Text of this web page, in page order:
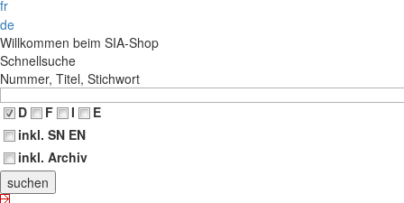
fr
de
Willkommen beim SIA-Shop
Schnellsuche
Nummer, Titel, Stichwort
D
F I
E
inkl. SN EN
inkl. Archiv